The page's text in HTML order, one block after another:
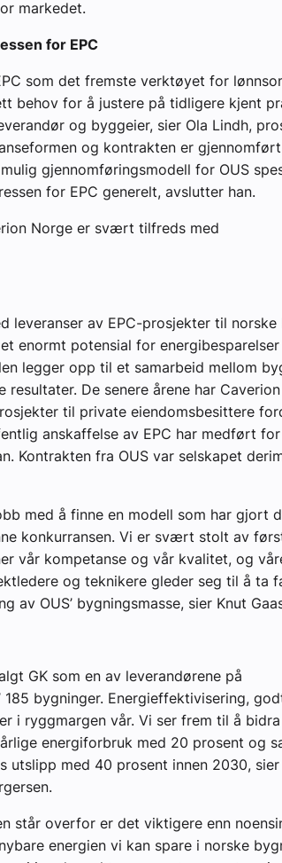
markedet.
for EPC
som det fremste verktøyet for
behov for å justere på tidligere kjent
og byggeier, sier Ola Lindh,
og kontrakten er
gjennomføringsmodell for OUS
for EPC generelt, avslutter han.
Norge er svært tilfreds med
leveranser av EPC-prosjekter til norske
enormt potensial for energibesparelser
legger opp til et samarbeid mellom
De senere årene har Caverion
til private eiendomsbesittere
anskaffelse av EPC har medført
Kontrakten fra OUS var selskapet
med å finne en modell som har gjort
konkurransen. Vi er svært stolt av
vår kompetanse og vår kvalitet, og
og teknikere gleder seg til å ta
av OUS’ bygningsmasse, sier Knut
GK som en av leverandørene på
185 bygninger. Energieffektivisering,
i ryggmargen vår. Vi ser frem til å
energiforbruk med 20 prosent og
utslipp med 40 prosent innen 2030, sier
står overfor er det viktigere enn
energien vi kan spare i norske